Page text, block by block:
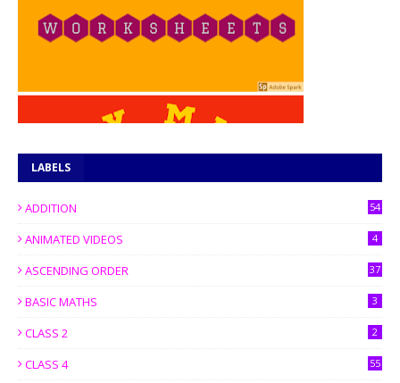
LABELS
ADDITION 54
ANIMATED VIDEOS 4
ASCENDING ORDER 37
BASIC MATHS 3
CLASS 2 2
CLASS 4 55